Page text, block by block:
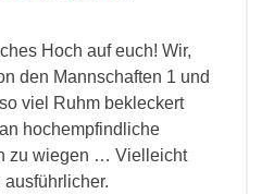
Hoch auf euch! Wir,
den Mannschaften 1 und
viel Ruhm bekleckert
hochempfindliche
zu wiegen … Vielleicht